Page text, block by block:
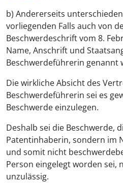
b) Andererseits
vorliegenden Falls auch von
Beschwerdeschrift vom 8.
Name, Anschrift und
Beschwerdeführerin genannt
Die wirkliche Absicht des
Beschwerdeführerin sei es
Beschwerde einzulegen.
Deshalb sei die Beschwerde,
Patentinhaberin, sondern im
und somit nicht
Person eingelegt worden sei,
unzulässig.